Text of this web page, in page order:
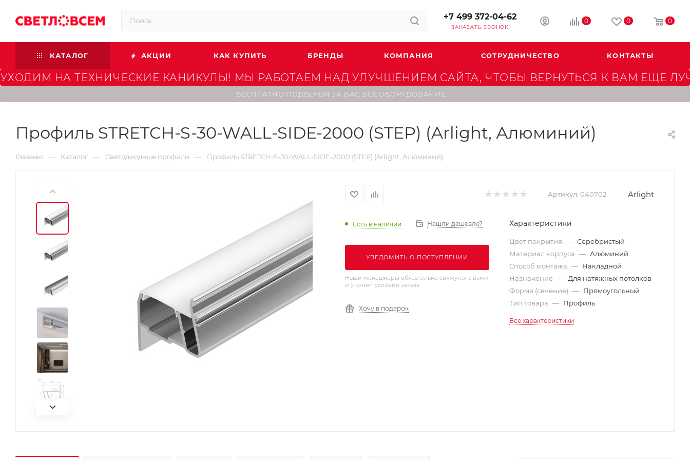
+7 499 372-04-62
ЗАКАЗАТЬ ЗВОНОК
0 0 0
КАТАЛОГ АКЦИИ КАК КУПИТЬ БРЕНДЫ КОМПАНИЯ СОТРУДНИЧЕСТВО КОНТАКТЫ
УХОДИМ НА ТЕХНИЧЕСКИЕ КАНИКУЛЫ! МЫ РАБОТАЕМ НАД УЛУЧШЕНИЕМ САЙТА, ЧТОБЫ ВЕРНУТЬСЯ К ВАМ ЕЩЕ
БЕСПЛАТНО ПОДБЕРЕМ ЗА ВАС ВСЁ ОБОРУДОВАНИЕ.
Профиль STRETCH-S-30-WALL-SIDE-2000 (STEP) (Arlight, Алюминий)
Главная — Каталог — Светодиодные профили — Профиль STRETCH-S-30-WALL-SIDE-2000 (STEP) (Arlight, Алюминий)
Артикул: 040702 Arlight
Есть в наличии Нашли дешевле?
УВЕДОМИТЬ О ПОСТУПЛЕНИИ
Наши менеджеры обязательно свяжутся с вами
и уточнят условия заказа
Хочу в подарок
Характеристики
Цвет покрытия — Серебристый
Материал корпуса — Алюминий
Способ монтажа — Накладной
Назначение — Для натяжных потолков
Форма (сечение) — Прямоугольный
Тип товара — Профиль
Все характеристики